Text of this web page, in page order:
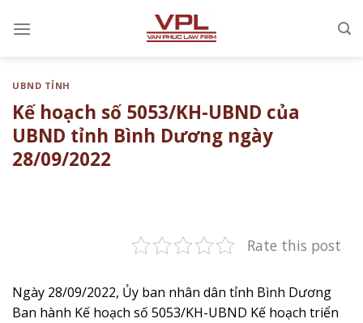
đến
UBND TỈNH
Kế hoạch số 5053/KH-UBND của
UBND tỉnh Bình Dương ngày
28/09/2022
Rate this post
Ngày 28/09/2022, Ủy ban nhân dân tỉnh Bình Dương
Ban hành Kế hoạch số 5053/KH-UBND ​Kế hoạch triển